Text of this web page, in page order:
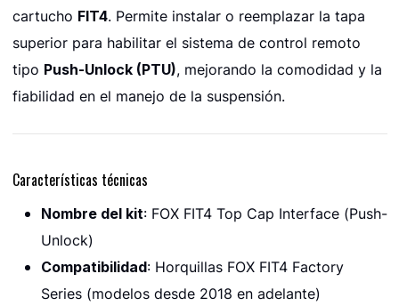
cartucho FIT4. Permite instalar o reemplazar la tapa
superior para habilitar el sistema de control remoto
tipo Push-Unlock (PTU), mejorando la comodidad y la
fiabilidad en el manejo de la suspensión.
Características técnicas
Nombre del kit: FOX FIT4 Top Cap Interface (Push-
Unlock)
Compatibilidad: Horquillas FOX FIT4 Factory
Series (modelos desde 2018 en adelante)